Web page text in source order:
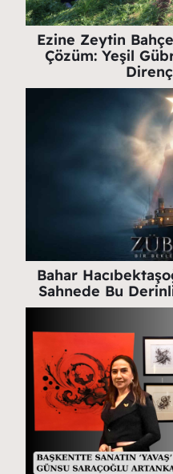
Ezine Zeytin
Çözüm: Yeşil
Bahar
Sahnede Bu